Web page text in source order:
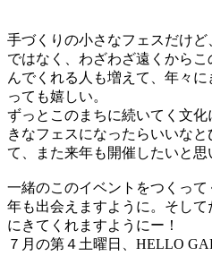
手づくりの小さなフェスだけ
ではなく、わざわざ遠くから
んでくれる人も増えて、年々
っても嬉しい。
ずっとこのまちに続いてく文
きなフェスになったらいいな
て、また来年も開催したいと思
一緒のこのイベントをつくっ
年も出会えますように。そし
にきてくれますようにー！
７月の第４土曜日、HELLO